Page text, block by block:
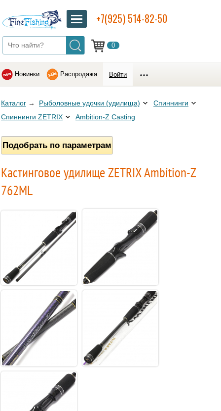
0
+7(925) 514-82-50
Новинки Распродажа Войти
Каталог → Рыболовные удочки (удилища)
Спиннинги
Спиннинги ZETRIX
Ambition-Z Casting
Подобрать по параметрам
Кастинговое удилище ZETRIX Ambition-Z
762ML